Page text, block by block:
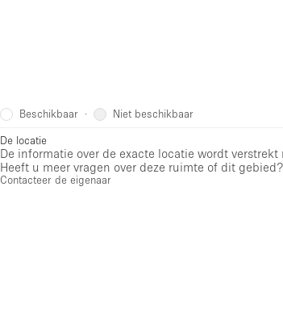
Beschikbaar · Niet beschikbaar
De locatie
De informatie over de exacte locatie wordt
Heeft u meer vragen over deze ruimte of dit
Contacteer de eigenaar